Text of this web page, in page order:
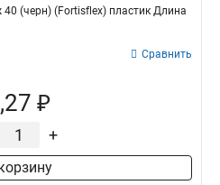
(черн) (Fortisflex) пластик Длина
Сравнить
₽
+